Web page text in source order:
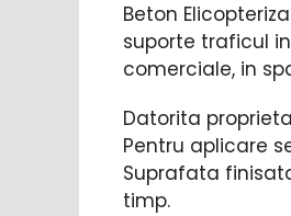
Beton
suporte traficul
comerciale, in
Datorita
Pentru aplicare
Suprafata
timp.